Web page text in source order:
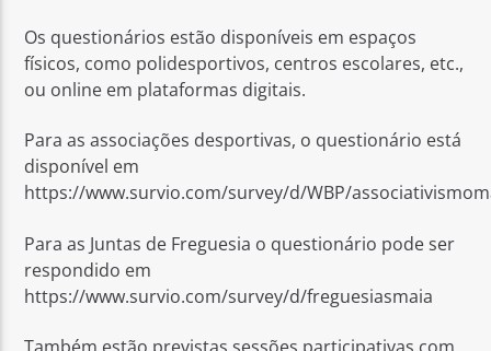
Os questionários estão disponíveis em espaços
físicos, como polidesportivos, centros escolares, etc.,
ou online em plataformas digitais.
Para as associações desportivas, o questionário está
disponível em
https://www.survio.com/survey/d/WBP/
Para as Juntas de Freguesia o questionário pode ser
respondido em
https://www.survio.com/survey/d/freguesiasmaia